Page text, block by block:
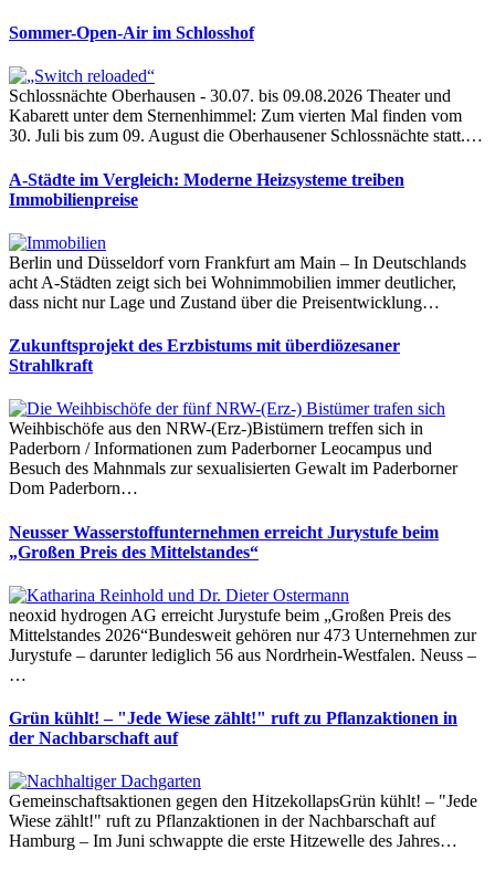
Sommer-Open-Air im Schlosshof
Schlossnächte Oberhausen - 30.07. bis 09.08.2026 Theater und
Kabarett unter dem Sternenhimmel: Zum vierten Mal finden vom
30. Juli bis zum 09. August die Oberhausener Schlossnächte statt.…
A-Städte im Vergleich: Moderne Heizsysteme treiben
Immobilienpreise
Berlin und Düsseldorf vorn Frankfurt am Main – In Deutschlands
acht A-Städten zeigt sich bei Wohnimmobilien immer deutlicher,
dass nicht nur Lage und Zustand über die Preisentwicklung…
Zukunftsprojekt des Erzbistums mit überdiözesaner
Strahlkraft
Weihbischöfe aus den NRW-(Erz-)Bistümern treffen sich in
Paderborn / Informationen zum Paderborner Leocampus und
Besuch des Mahnmals zur sexualisierten Gewalt im Paderborner
Dom Paderborn…
Neusser Wasserstoffunternehmen erreicht Jurystufe beim
„Großen Preis des Mittelstandes“
neoxid hydrogen AG erreicht Jurystufe beim „Großen Preis des
Mittelstandes 2026“Bundesweit gehören nur 473 Unternehmen zur
Jurystufe – darunter lediglich 56 aus Nordrhein-Westfalen. Neuss –
…
Grün kühlt! – "Jede Wiese zählt!" ruft zu Pflanzaktionen in
der Nachbarschaft auf
Gemeinschaftsaktionen gegen den HitzekollapsGrün kühlt! – "Jede
Wiese zählt!" ruft zu Pflanzaktionen in der Nachbarschaft auf
Hamburg – Im Juni schwappte die erste Hitzewelle des Jahres…